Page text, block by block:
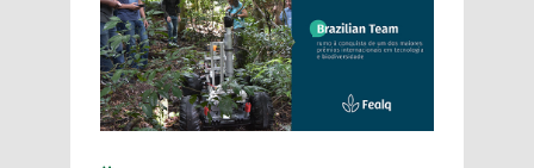
TRABALHE CONOSCO
NOTÍCIAS
CONTATO
ESPECIALIZAÇÕES USP